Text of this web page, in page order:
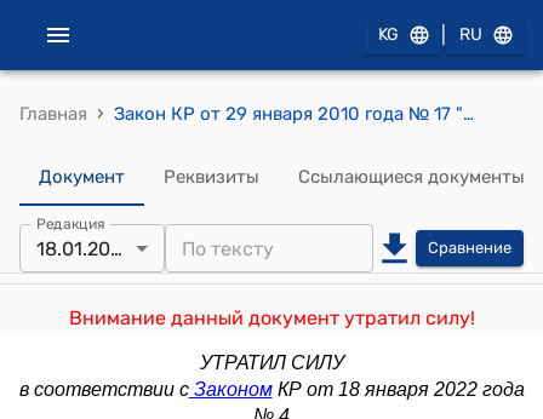
KG RU
Главная › Закон КР от 29 января 2010 года № 17 "О внесении изменений и дополнений в Закон Кыргызской Республики "О государственной налоговой службе Кыргызской Республики"
Документ Реквизиты Ссылающиеся документы
Редакция
18.01.2022 Сравнение
Внимание данный документ утратил силу!